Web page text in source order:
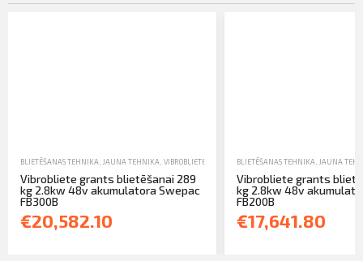
BLIETĒŠANAS TEHNIKA JAUNA TEHNIKA VIBROBLIETES
Vibrobliete grants blietēšanai 289
kg 2.8kw 48v akumulatora Swepac
FB300B
€20,582.10
BLIETĒŠANAS TEHNIKA JAUNA
Vibrobliete grants
kg 2.8kw 48v
FB200B
€17,641.80